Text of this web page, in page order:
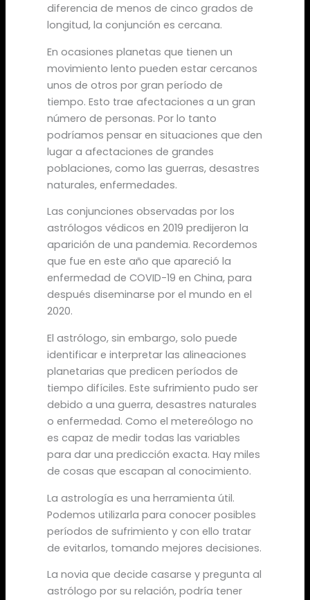
diferencia de menos de cinco grados de
longitud, la conjunción es cercana.
En ocasiones planetas que tienen un
movimiento lento pueden estar cercanos
unos de otros por gran período de
tiempo. Esto trae afectaciones a un gran
número de personas. Por lo tanto
podríamos pensar en situaciones que den
lugar a afectaciones de grandes
poblaciones, como las guerras, desastres
naturales, enfermedades.
Las conjunciones observadas por los
astrólogos védicos en 2019 predijeron la
aparición de una pandemia. Recordemos
que fue en este año que apareció la
enfermedad de COVID-19 en China, para
después diseminarse por el mundo en el
2020.
El astrólogo, sin embargo, solo puede
identificar e interpretar las alineaciones
planetarias que predicen períodos de
tiempo difíciles. Este sufrimiento pudo ser
debido a una guerra, desastres naturales
o enfermedad. Como el metereólogo no
es capaz de medir todas las variables
para dar una predicción exacta. Hay miles
de cosas que escapan al conocimiento.
La astrología es una herramienta útil.
Podemos utilizarla para conocer posibles
períodos de sufrimiento y con ello tratar
de evitarlos, tomando mejores decisiones.
La novia que decide casarse y pregunta al
astrólogo por su relación, podría tener